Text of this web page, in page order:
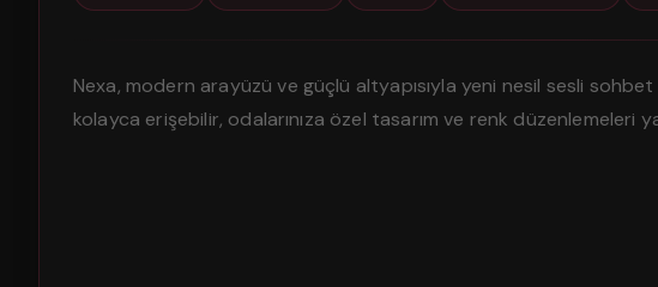
Nexa, modern arayüzü ve güçlü altyapısıyla yeni nesil sesli
kolayca erişebilir, odalarınıza özel tasarım ve renk düzenlemeleri